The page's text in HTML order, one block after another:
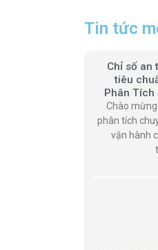
Tin tức
Chỉ số an
tiêu
Phân Tích
Chào
phân tích
vận hành